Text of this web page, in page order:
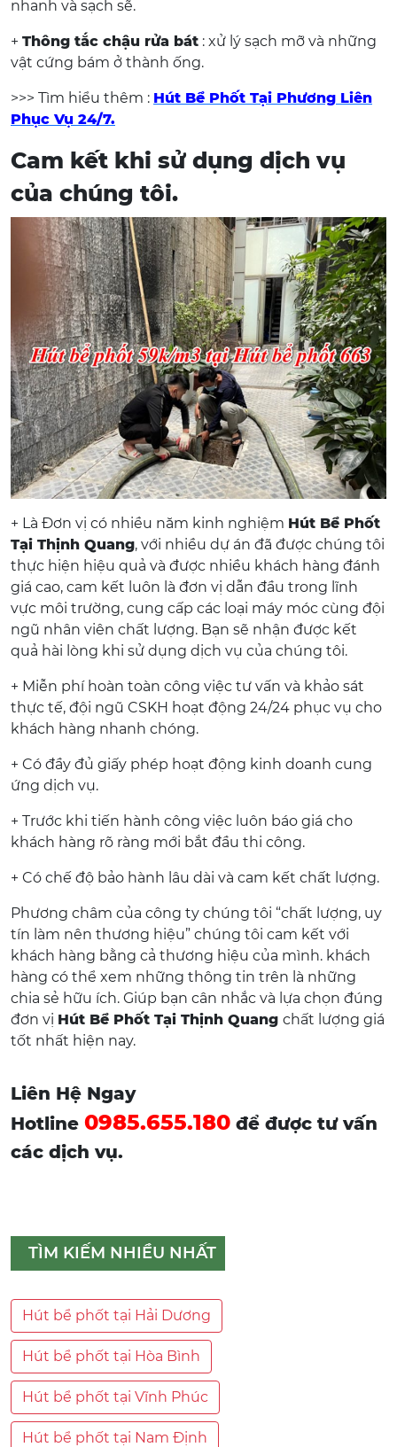
nhanh và sạch sẽ.
+ Thông tắc chậu rửa bát : xử lý sạch mỡ và những
vật cứng bám ở thành ống.
>>> Tìm hiểu thêm : Hút Bể Phốt Tại Phương Liên
Phục Vụ 24/7.
Cam kết khi sử dụng dịch vụ
của chúng tôi.
+ Là Đơn vị có nhiều năm kinh nghiệm Hút Bể Phốt
Tại Thịnh Quang, với nhiều dự án đã được chúng tôi
thực hiện hiệu quả và được nhiều khách hàng đánh
giá cao, cam kết luôn là đơn vị dẫn đầu trong lĩnh
vực môi trường, cung cấp các loại máy móc cùng đội
ngũ nhân viên chất lượng. Bạn sẽ nhận được kết
quả hài lòng khi sử dụng dịch vụ của chúng tôi.
+ Miễn phí hoàn toàn công việc tư vấn và khảo sát
thực tế, đội ngũ CSKH hoạt động 24/24 phục vụ cho
khách hàng nhanh chóng.
+ Có đầy đủ giấy phép hoạt động kinh doanh cung
ứng dịch vụ.
+ Trước khi tiến hành công việc luôn báo giá cho
khách hàng rõ ràng mới bắt đầu thi công.
+ Có chế độ bảo hành lâu dài và cam kết chất lượng.
Phương châm của công ty chúng tôi “chất lượng, uy
tín làm nên thương hiệu” chúng tôi cam kết với
khách hàng bằng cả thương hiệu của mình. khách
hàng có thể xem những thông tin trên là những
chia sẻ hữu ích. Giúp bạn cân nhắc và lựa chọn đúng
đơn vị Hút Bể Phốt Tại Thịnh Quang chất lượng giá
tốt nhất hiện nay.
Liên Hệ Ngay
Hotline 0985.655.180 để được tư vấn
các dịch vụ.
TÌM KIẾM NHIỀU NHẤT
Hút bể phốt tại Hải Dương
Hút bể phốt tại Hòa Bình
Hút bể phốt tại Vĩnh Phúc
Hút bể phốt tại Nam Định